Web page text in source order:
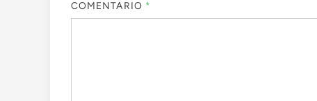
COMENTARIO *